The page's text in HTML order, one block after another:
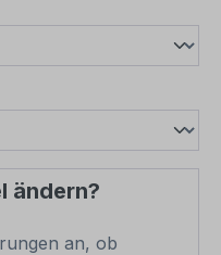
ändern?
an, ob